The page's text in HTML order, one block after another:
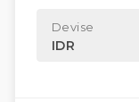
Devise
IDR